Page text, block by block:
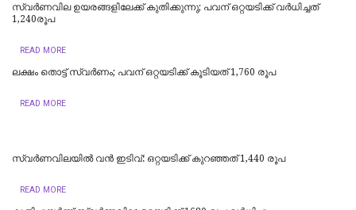
സ്വര്‍ണവില ഉയരങ്ങളിലേക്ക് കുതിക്കുന്നു; പവന് ഒറ്റയടിക്ക് വര്‍ധിച്ചത്
1,240രൂപ
READ MORE
ലക്ഷം തൊട്ട് സ്വർണം; പവന് ഒറ്റയടിക്ക് കൂടിയത് 1,760 രൂപ
READ MORE
സ്വർണവിലയിൽ വൻ ഇടിവ്: ഒറ്റയടിക്ക് കുറഞ്ഞത് 1,440 രൂപ
READ MORE